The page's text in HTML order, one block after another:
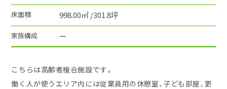
床面積 998.00㎡ /301.8坪
家族構成 ー
こちらは高齢者複合施設です。
働く人が使うエリア内には従業員用の休憩室、子ども部屋、更